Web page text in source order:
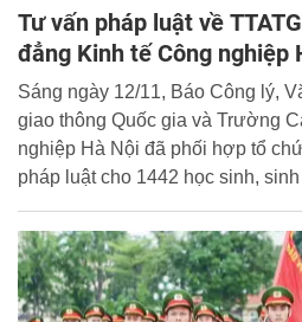
Tư vấn pháp luật về
đẳng Kinh tế Công nghiệp
Sáng ngày 12/11, Báo Công lý,
giao thông Quốc gia và Trường
nghiệp Hà Nội đã phối hợp tổ
pháp luật cho 1442 học sinh,
huynh, giáo viên với chủ đề
không đủ điều kiện điều khiển
thông” thông qua bộ tài liệu “Mô